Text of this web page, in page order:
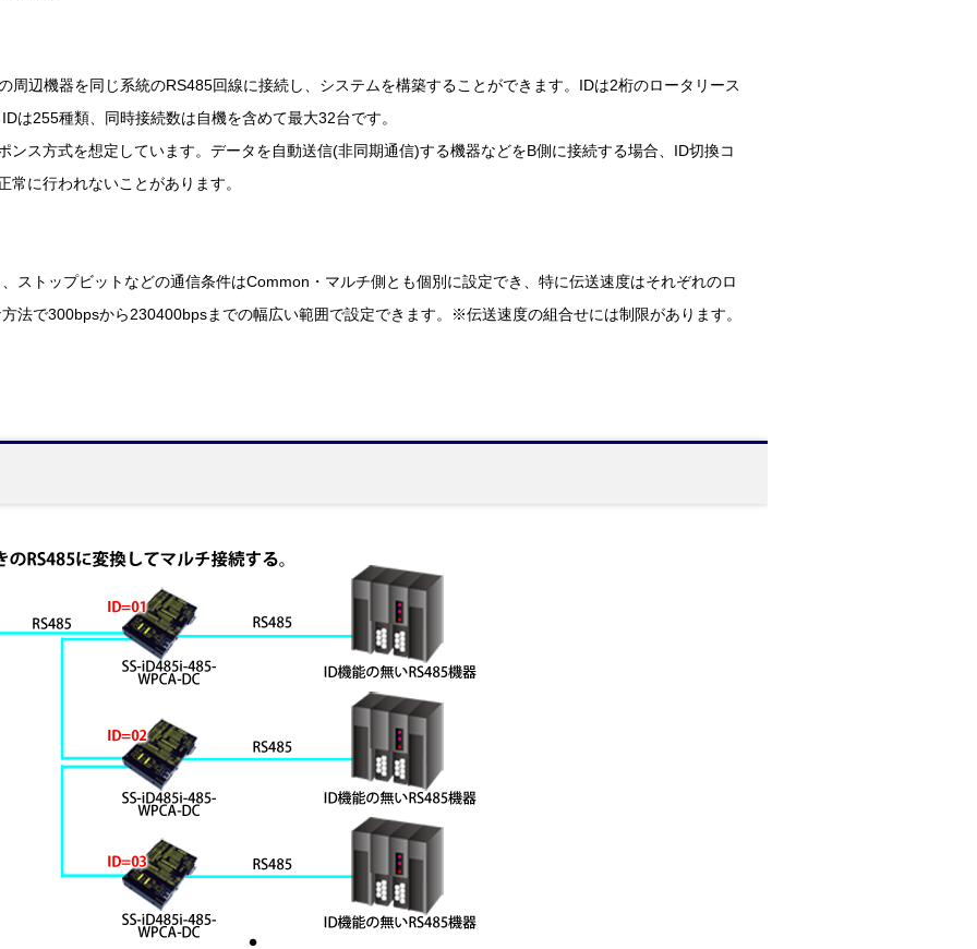
周辺機器を同じ系統のRS485回線に接続し、システムを構築することができます。IDは2桁のロータリース
は255種類、同時接続数は自機を含めて最大32台です。
ス方式を想定しています。データを自動送信(非同期通信)する機器などをB側に接続する場合、ID切換コ
に行われないことがあります。
ストップビットなどの通信条件はCommon・マルチ側とも個別に設定でき、特に伝送速度はそれぞれのロ
法で300bpsから230400bpsまでの幅広い範囲で設定できます。※伝送速度の組合せには制限があります。